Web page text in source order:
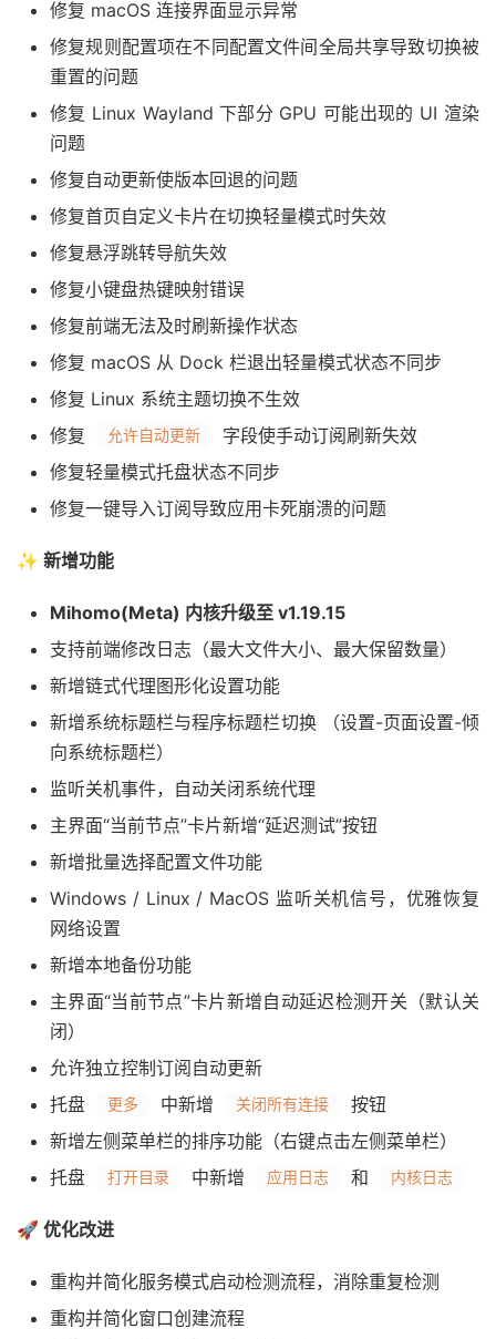
修复 macOS 连接界面显示异常
修复规则配置项在不同配置文件间全局共享导致切换被
重置的问题
修复 Linux Wayland 下部分 GPU 可能出现的 UI 渲染
问题
修复自动更新使版本回退的问题
修复首页自定义卡片在切换轻量模式时失效
修复悬浮跳转导航失效
修复小键盘热键映射错误
修复前端无法及时刷新操作状态
修复 macOS 从 Dock 栏退出轻量模式状态不同步
修复 Linux 系统主题切换不生效
修复
允许自动更新
字段使手动订阅刷新失效
修复轻量模式托盘状态不同步
修复一键导入订阅导致应用卡死崩溃的问题
✨ 新增功能
Mihomo(Meta) 内核升级至 v1.19.15
支持前端修改日志（最大文件大小、最大保留数量）
新增链式代理图形化设置功能
新增系统标题栏与程序标题栏切换 （设置-页面设置-倾
向系统标题栏）
监听关机事件，自动关闭系统代理
主界面“当前节点”卡片新增“延迟测试”按钮
新增批量选择配置文件功能
Windows / Linux / MacOS 监听关机信号，优雅恢复
网络设置
新增本地备份功能
主界面“当前节点”卡片新增自动延迟检测开关（默认关
闭）
允许独立控制订阅自动更新
托盘
更多 中新增 关闭所有连接
按钮
新增左侧菜单栏的排序功能（右键点击左侧菜单栏）
托盘
打开目录 中新增 应用日志 和 内核日志
🚀 优化改进
重构并简化服务模式启动检测流程，消除重复检测
重构并简化窗口创建流程